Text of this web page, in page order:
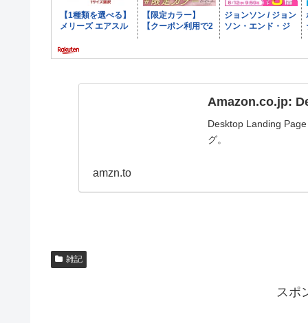
Amazon.co.jp:
Desktop Landing
グ。
amzn.to
雑記
スポ